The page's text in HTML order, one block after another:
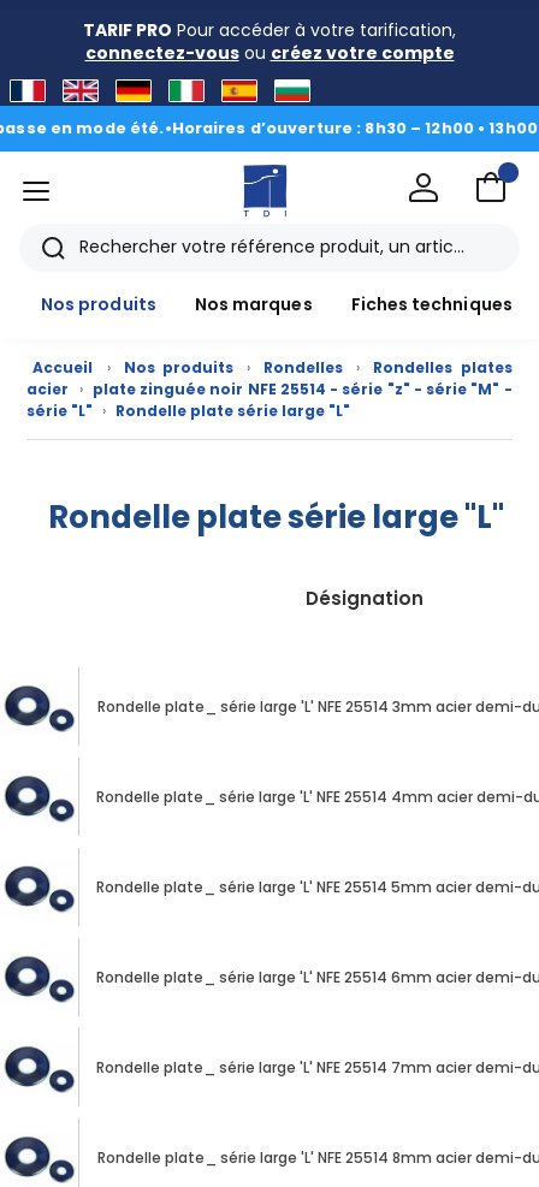
TARIF PRO Pour accéder à votre tarification,
connectez-vousou créez votre compte
en mode été. •Horaires d’ouverture : 8h30 – 12h00 • 13h00 -
produits
marques
Fiches
techniques
Catalogue
Documentations
Mon
compte
Mon
panier
Contact
menu
Rechercher
Nos produits
Nos marques Fiches techniques
Accueil › Nos produits › Rondelles ›
Rondelles plates
acier
› plate zinguée noir NFE 25514 - série "z" - série "M" -
série "L" › Rondelle plate série large "L"
Rondelle plate série large "L"
Désignation
Rondelle plate_ série large 'L' NFE 25514 3mm acier demi-
Rondelle plate_ série large 'L' NFE 25514 4mm acier demi-
Rondelle plate_ série large 'L' NFE 25514 5mm acier demi-
Rondelle plate_ série large 'L' NFE 25514 6mm acier demi-
Rondelle plate_ série large 'L' NFE 25514 7mm acier demi-
Rondelle plate_ série large 'L' NFE 25514 8mm acier demi-